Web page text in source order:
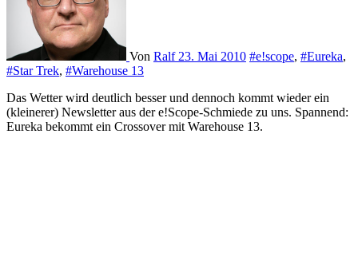
Von Ralf 23. Mai 2010 #e!scope, #Eureka,
#Star Trek, #Warehouse 13
Das Wetter wird deutlich besser und dennoch kommt wieder ein
(kleinerer) Newsletter aus der e!Scope-Schmiede zu uns. Spannend:
Eureka bekommt ein Crossover mit Warehouse 13.